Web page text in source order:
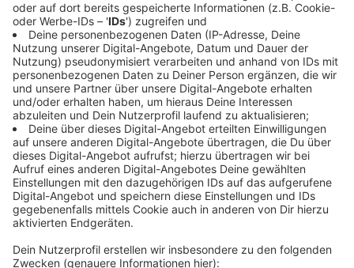
Anzeige
Das Rezept: "Geeistes Melonensüppchen mit
Gambas"
Anzeige
Zutaten:
4 Cavaillon-Melonen
Halbe Wassermelone
150ml weißer Portwein
Saft von einer halben Zitrone